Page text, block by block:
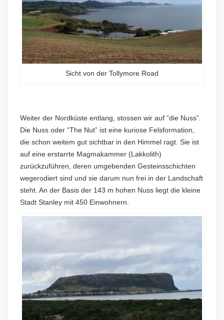
Sicht von der Tollymore Road
Weiter der Nordküste entlang, stossen wir auf “die Nuss”.
Die Nuss oder “The Nut” ist eine kuriose Felsformation,
die schon weitem gut sichtbar in den Himmel ragt. Sie ist
auf eine erstarrte Magmakammer (Lakkolith)
zurückzuführen, deren umgebenden Gesteinsschichten
wegerodiert sind und sie darum nun frei in der Landschaft
steht. An der Basis der 143 m hohen Nuss liegt die kleine
Stadt Stanley mit 450 Einwohnern.